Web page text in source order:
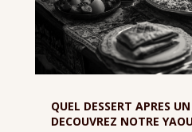
QUEL DESSERT APRES
DECOUVREZ NOTRE